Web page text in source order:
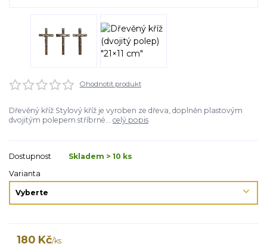
Ohodnotit produkt
Dřevěný kříž Stylový kříž je vyroben ze dřeva, doplněn plastovým
dvojitým polepem stříbrné... celý popis
Dostupnost
Skladem > 10 ks
Varianta
180 Kč/ks